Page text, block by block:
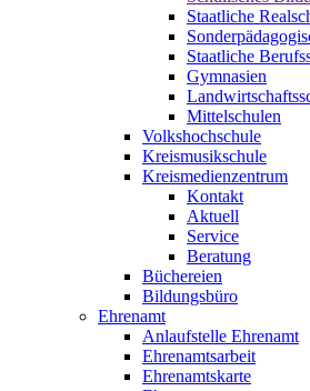
Staatliche
Staatliche
Gymnasien
Mittelschulen
Volkshochschule
Kreismusikschule
Kreismedienzentrum
Kontakt
Aktuell
Service
Beratung
Büchereien
Bildungsbüro
Ehrenamt
Anlaufstelle Ehrenamt
Ehrenamtsarbeit
Ehrenamtskarte